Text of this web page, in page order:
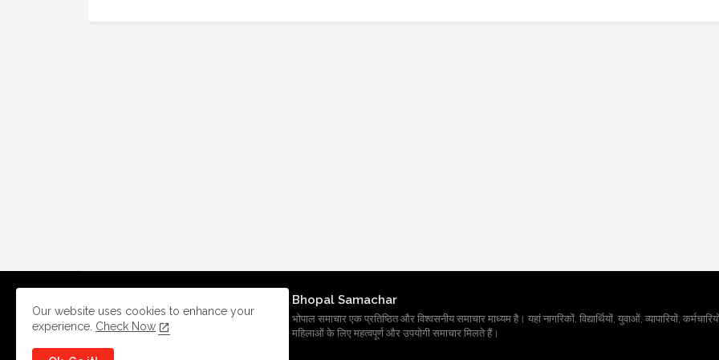
Bhopal Samachar
भोपाल समाचार एक प्रतिष्ठित और विश्वसनीय समाचार माध्यम है। यहां नागरिकों, विद्यार्थियों, युवाओं, व्यापारियों,
महिलाओं के लिए महत्वपूर्ण और उपयोगी समाचार मिलते हैं।
Our website uses cookies to enhance your
experience. Check Now